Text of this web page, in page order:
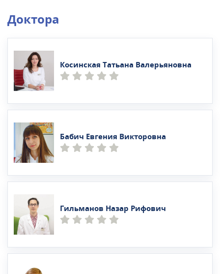
Доктора
Косинская Татьана Валерьяновна
Бабич Евгения Викторовна
Гильманов Назар Рифович